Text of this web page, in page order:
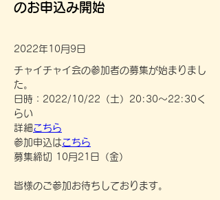
のお申込み開始
2022年10月9日
チャイチャイ会の参加者の募集が始まりまし
た。
日時：2022/10/22（土）20:30～22:30く
らい
詳細 こちら
参加申込はこちら
募集締切 10月21日（金）
皆様のご参加お待ちしております。